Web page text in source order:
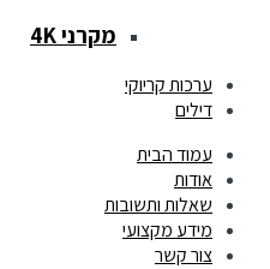
מקרני 4K
ערכות קריוקי
דילים
עמוד הבית
אודות
שאלות ותשובות
מידע מקצועי
צור קשר